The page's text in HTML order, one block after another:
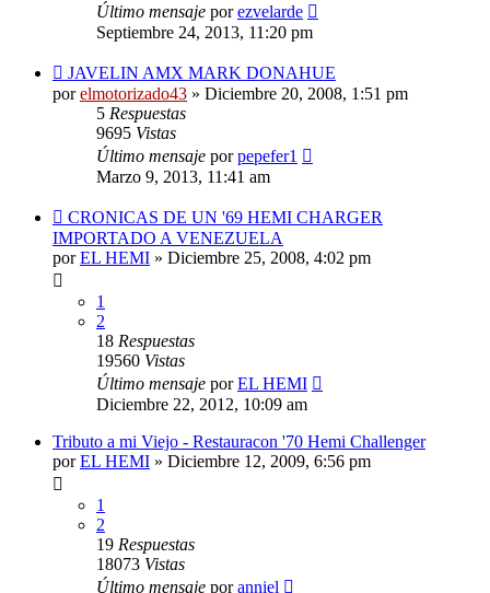
Último mensaje porezvelarde
Septiembre 24, 2013, 11:20 pm
JAVELIN AMX MARK DONAHUE
porelmotorizado43 » Diciembre 20, 2008, 1:51 pm
5 Respuestas
9695 Vistas
Último mensaje porpepefer1
Marzo 9, 2013, 11:41 am
CRONICAS DE UN '69 HEMI CHARGER
IMPORTADO A VENEZUELA
porEL HEMI » Diciembre 25, 2008, 4:02 pm
1
2
18 Respuestas
19560 Vistas
Último mensaje porEL HEMI
Diciembre 22, 2012, 10:09 am
Tributo a mi Viejo - Restauracon '70 Hemi Challenger
porEL HEMI » Diciembre 12, 2009, 6:56 pm
1
2
19 Respuestas
18073 Vistas
Último mensaje poranniel